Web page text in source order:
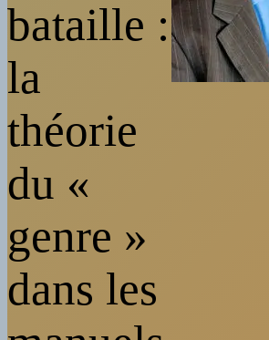
bataille :
la
théorie
du «
genre »
dans les